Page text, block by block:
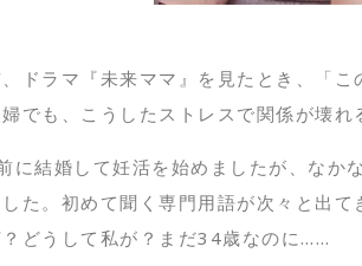
ドラマ『未来ママ』を見たとき、「
でも、こうしたストレスで関係が壊
に結婚して妊活を始めましたが、なか
た。初めて聞く専門用語が次々と出
どうして私が？まだ34歳なのに……